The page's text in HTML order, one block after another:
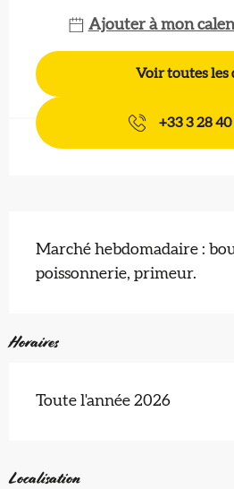
Ajouter à mon
Voir toutes les
+33 3 28 40
Marché hebdomadaire :
poissonnerie, primeur.
Horaires
Toute l'année 2026
Localisation